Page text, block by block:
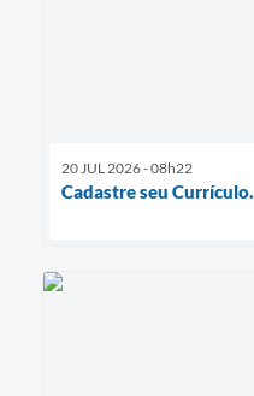
20 JUL 2026 - 08h22
Cadastre seu Currículo.